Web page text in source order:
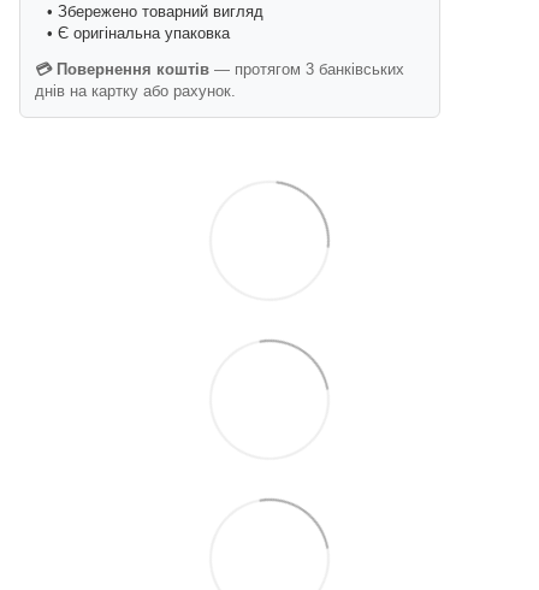
• Збережено товарний вигляд
• Є оригінальна упаковка
💳 Повернення коштів — протягом 3 банківських
днів на картку або рахунок.